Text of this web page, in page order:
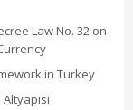
Law No. 32 on
in Turkey